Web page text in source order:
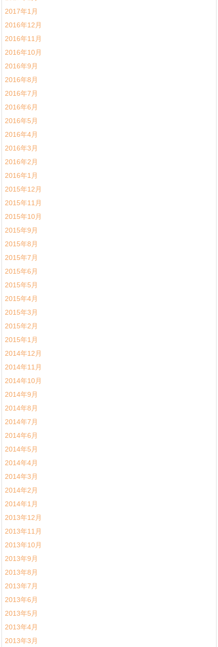
2017年1月
2016年12月
2016年11月
2016年10月
2016年9月
2016年8月
2016年7月
2016年6月
2016年5月
2016年4月
2016年3月
2016年2月
2016年1月
2015年12月
2015年11月
2015年10月
2015年9月
2015年8月
2015年7月
2015年6月
2015年5月
2015年4月
2015年3月
2015年2月
2015年1月
2014年12月
2014年11月
2014年10月
2014年9月
2014年8月
2014年7月
2014年6月
2014年5月
2014年4月
2014年3月
2014年2月
2014年1月
2013年12月
2013年11月
2013年10月
2013年9月
2013年8月
2013年7月
2013年6月
2013年5月
2013年4月
2013年3月